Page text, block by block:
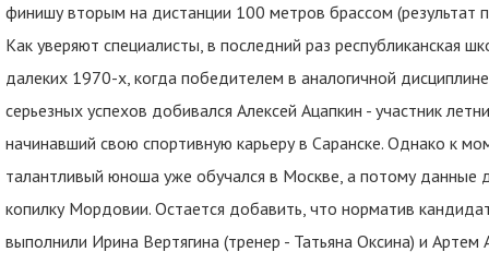
финишу вторым на дистанции 100 метров брассом (результат
Как уверяют специалисты, в последний раз республиканская
далеких 1970-х, когда победителем в аналогичной
серьезных успехов добивался Алексей Ацапкин - участник
начинавший свою спортивную карьеру в Саранске. Однако к
талантливый юноша уже обучался в Москве, а потому данные
копилку Мордовии. Остается добавить, что норматив
выполнили Ирина Вертягина (тренер - Татьяна Оксина) и Артем